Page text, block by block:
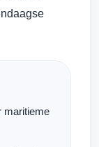
maritieme